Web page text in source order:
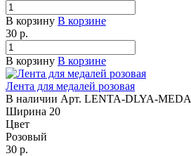
В корзину В корзине
30 р.
В корзину В корзине
Лента для медалей розовая
В наличии Арт. LENTA-DLYA-
Ширина 20
Цвет
Розовый
30 р.